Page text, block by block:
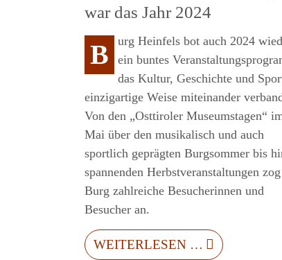
war das Jahr 2024
B
urg Heinfels bot auch 2024
ein buntes
das Kultur, Geschichte und
einzigartige Weise miteinander
Von den „Osttiroler Museumstagen“
Mai über den musikalisch und auch
sportlich geprägten Burgsommer bis
spannenden Herbstveranstaltungen
Burg zahlreiche Besucherinnen und
Besucher an.
WEITERLESEN …